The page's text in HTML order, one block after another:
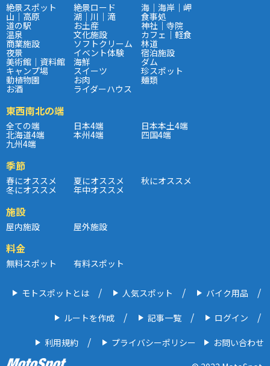
絶景スポット 絶景ロード 海｜海岸｜岬
山｜高原 湖｜川｜滝 食事処
道の駅 お土産 神社｜寺院
温泉 文化施設 カフェ｜軽食
商業施設 ソフトクリーム 林道
夜景 イベント体験 宿泊施設
美術館｜資料館 海鮮 ダム
キャンプ場 スイーツ 珍スポット
動植物園 お肉 麺類
お酒 ライダーハウス
東西南北の端
全ての端 日本4端 日本本土4端
北海道4端 本州4端 四国4端
九州4端
季節
春にオススメ 夏にオススメ 秋にオススメ
冬にオススメ 年中オススメ
施設
屋内施設 屋外施設
料金
無料スポット 有料スポット
モトスポットとは 人気スポット バイク用品
ルートを作成 記事一覧 ログイン
利用規約 プライバシーポリシー
お問い合わせ